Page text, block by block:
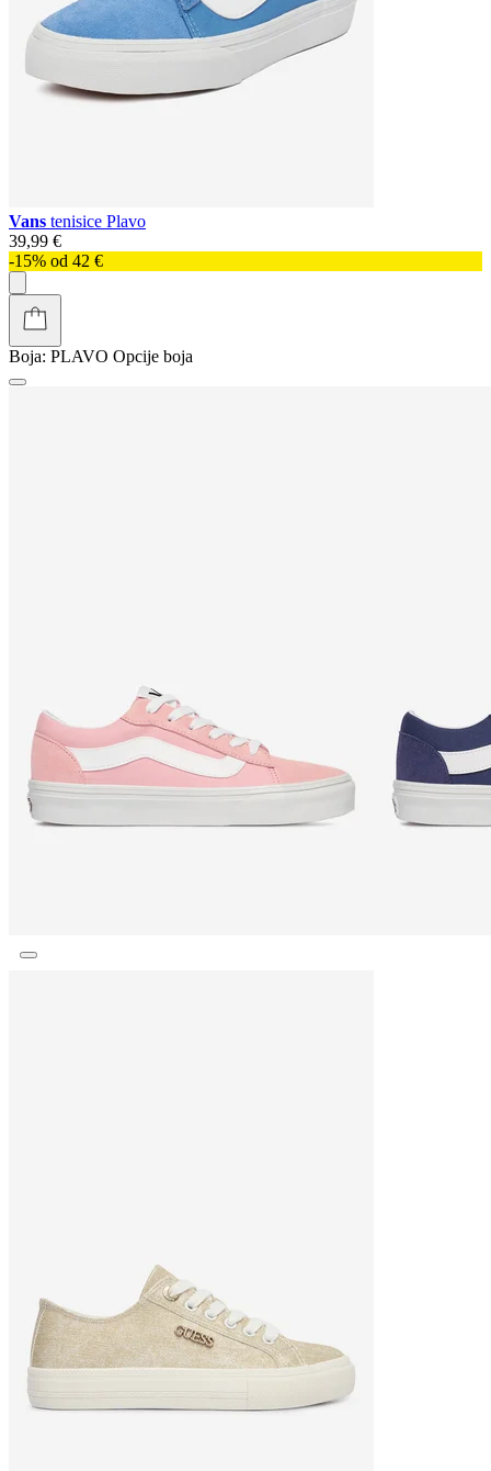
Vans tenisice Plavo
39,99 €
-15% od 42 €
Boja: PLAVO Opcije boja